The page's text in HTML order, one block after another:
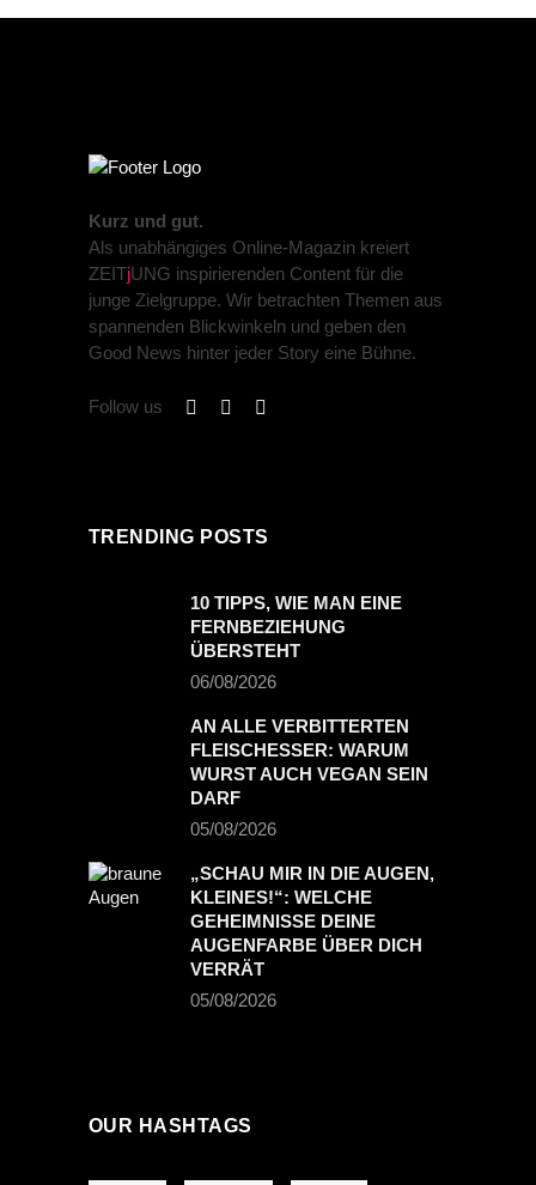
Kurz und gut.
Als unabhängiges Online-Magazin kreiert
ZEITjUNG inspirierenden Content für die
junge Zielgruppe. Wir betrachten Themen aus
spannenden Blickwinkeln und geben den
Good News hinter jeder Story eine Bühne.
Follow us
TRENDING POSTS
10 TIPPS, WIE MAN EINE
FERNBEZIEHUNG
ÜBERSTEHT
06/08/2026
AN ALLE VERBITTERTEN
FLEISCHESSER: WARUM
WURST AUCH VEGAN SEIN
DARF
05/08/2026
„SCHAU MIR IN DIE AUGEN,
KLEINES!“: WELCHE
GEHEIMNISSE DEINE
AUGENFARBE ÜBER DICH
VERRÄT
05/08/2026
OUR HASHTAGS